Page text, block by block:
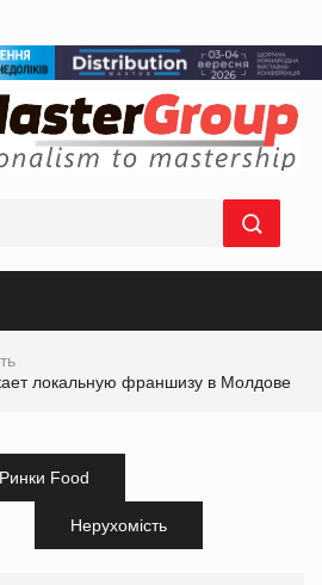
локальную франшизу в Молдове
Ринки Food
Нерухомість